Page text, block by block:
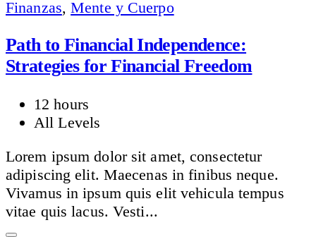
Finanzas,Mente y Cuerpo
Path to Financial Independence:
Strategies for Financial Freedom
12 hours
All Levels
Lorem ipsum dolor sit amet, consectetur
adipiscing elit. Maecenas in finibus neque.
Vivamus in ipsum quis elit vehicula tempus
vitae quis lacus. Vesti...